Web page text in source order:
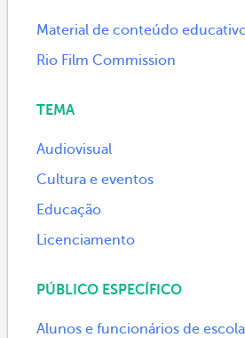
Material de conteúdo
Rio Film Commission
TEMA
Audiovisual
Cultura e eventos
Educação
Licenciamento
PÚBLICO ESPECÍFICO
Alunos e funcionários de